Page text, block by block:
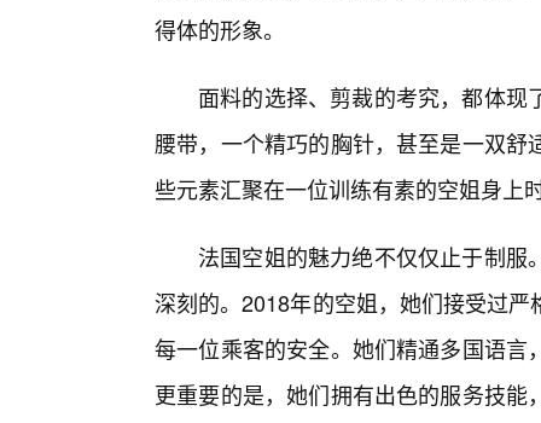
得体的形象。
面料的选择、剪裁的考究，都体
腰带，一个精巧的胸针，甚至是一双
些元素汇聚在一位训练有素的空姐身上
法国空姐的魅力绝不仅仅止于制
深刻的。2018年的空姐，她们接受过
每一位乘客的安全。她们精通多国语
更重要的是，她们拥有出色的服务技